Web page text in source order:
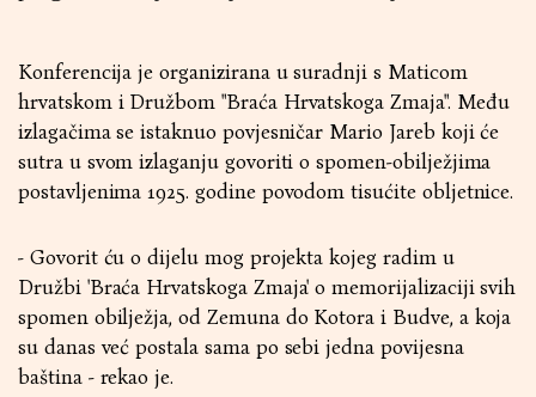
Konferencija je organizirana u suradnji s Maticom
hrvatskom i Družbom "Braća Hrvatskoga Zmaja". Među
izlagačima se istaknuo povjesničar Mario Jareb koji će
sutra u svom izlaganju govoriti o spomen-obilježjima
postavljenima 1925. godine povodom tisućite obljetnice.
- Govorit ću o dijelu mog projekta kojeg radim u
Družbi 'Braća Hrvatskoga Zmaja' o memorijalizaciji svih
spomen obilježja, od Zemuna do Kotora i Budve, a koja
su danas već postala sama po sebi jedna povijesna
baština - rekao je.